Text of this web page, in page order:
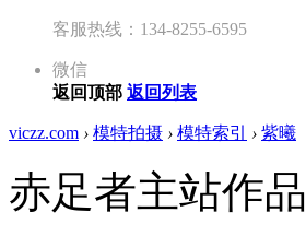
客服热线：134-8255-6595
微信
返回顶部 返回列表
viczz.com › 模特拍摄 › 模特索引 › 紫曦
赤足者主站作品